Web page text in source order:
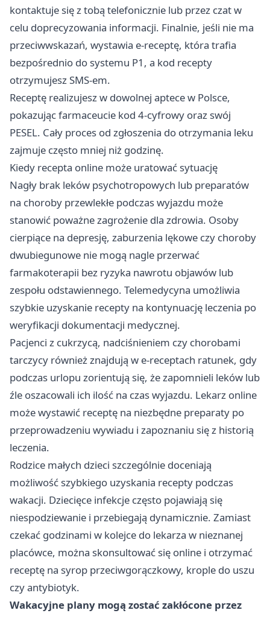
kontaktuje się z tobą telefonicznie lub przez czat w
celu doprecyzowania informacji. Finalnie, jeśli nie ma
przeciwwskazań, wystawia e-receptę, która trafia
bezpośrednio do systemu P1, a kod recepty
otrzymujesz SMS-em.
Receptę realizujesz w dowolnej aptece w Polsce,
pokazując farmaceucie kod 4-cyfrowy oraz swój
PESEL. Cały proces od zgłoszenia do otrzymania leku
zajmuje często mniej niż godzinę.
Kiedy recepta online może uratować sytuację
Nagły brak leków psychotropowych lub preparatów
na choroby przewlekłe podczas wyjazdu może
stanowić poważne zagrożenie dla zdrowia. Osoby
cierpiące na depresję, zaburzenia lękowe czy choroby
dwubiegunowe nie mogą nagle przerwać
farmakoterapii bez ryzyka nawrotu objawów lub
zespołu odstawiennego. Telemedycyna umożliwia
szybkie uzyskanie recepty na kontynuację leczenia po
weryfikacji dokumentacji medycznej.
Pacjenci z cukrzycą, nadciśnieniem czy chorobami
tarczycy również znajdują w e-receptach ratunek, gdy
podczas urlopu zorientują się, że zapomnieli leków lub
źle oszacowali ich ilość na czas wyjazdu. Lekarz online
może wystawić receptę na niezbędne preparaty po
przeprowadzeniu wywiadu i zapoznaniu się z historią
leczenia.
Rodzice małych dzieci szczególnie doceniają
możliwość szybkiego uzyskania recepty podczas
wakacji. Dziecięce infekcje często pojawiają się
niespodziewanie i przebiegają dynamicznie. Zamiast
czekać godzinami w kolejce do lekarza w nieznanej
placówce, można skonsultować się online i otrzymać
receptę na syrop przeciwgorączkowy, krople do uszu
czy antybiotyk.
Wakacyjne plany mogą zostać zakłócone przez